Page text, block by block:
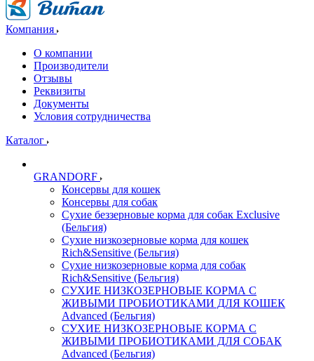
Компания
О компании
Производители
Отзывы
Реквизиты
Документы
Условия сотрудничества
Каталог
GRANDORF
Консервы для кошек
Консервы для собак
Сухие беззерновые корма для собак Exclusive
(Бельгия)
Сухие низкозерновые корма для кошек
Rich&Sensitive (Бельгия)
Сухие низкозерновые корма для собак
Rich&Sensitive (Бельгия)
СУХИЕ НИЗКОЗЕРНОВЫЕ КОРМА С
ЖИВЫМИ ПРОБИОТИКАМИ ДЛЯ КОШЕК
Advanced (Бельгия)
СУХИЕ НИЗКОЗЕРНОВЫЕ КОРМА С
ЖИВЫМИ ПРОБИОТИКАМИ ДЛЯ СОБАК
Advanced (Бельгия)